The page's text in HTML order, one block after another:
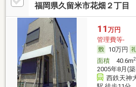
福岡県久留米市花畑２丁目
11 万円
管理費等-
10万円
面積40.6m2
2005年8月(
西鉄天神